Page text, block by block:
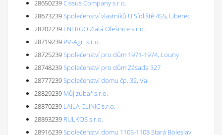
28650239Cissus Company s.r.o.
28673239Společenství vlastníků U Sídliště 455, Liberec
28702239 ENERGO Zlatá Olešnice s.r.o.
28719239 PV-Agri s.r.o.
28725239Společenství pro dům 1971-1974, Louny
28748239Společenství pro dům Zásada 327
28777239Společenství domu čp. 32, Val
28829239 Můj zubař s.r.o.
28870239 LAILA CLINIC s.r.o.
28893239 RULKOS s.r.o.
28916239Společenství domu 1105-1108 Stará Boleslav